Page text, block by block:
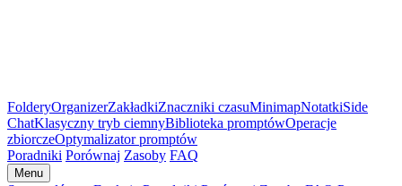
FolderyOrganizerZakładkiZnaczniki czasuMinimapNotatkiSide
ChatKlasyczny tryb ciemnyBiblioteka promptówOperacje
zbiorczeOptymalizator promptów
Poradniki Porównaj Zasoby FAQ
Menu